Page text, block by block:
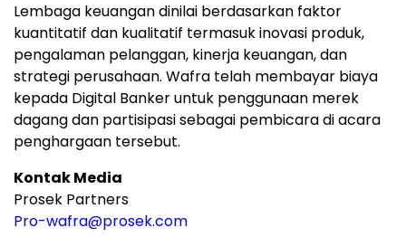
Lembaga keuangan dinilai berdasarkan faktor
kuantitatif dan kualitatif termasuk inovasi produk,
pengalaman pelanggan, kinerja keuangan, dan
strategi perusahaan. Wafra telah membayar biaya
kepada Digital Banker untuk penggunaan merek
dagang dan partisipasi sebagai pembicara di acara
penghargaan tersebut.
Kontak Media
Prosek Partners
Pro-wafra@prosek.com